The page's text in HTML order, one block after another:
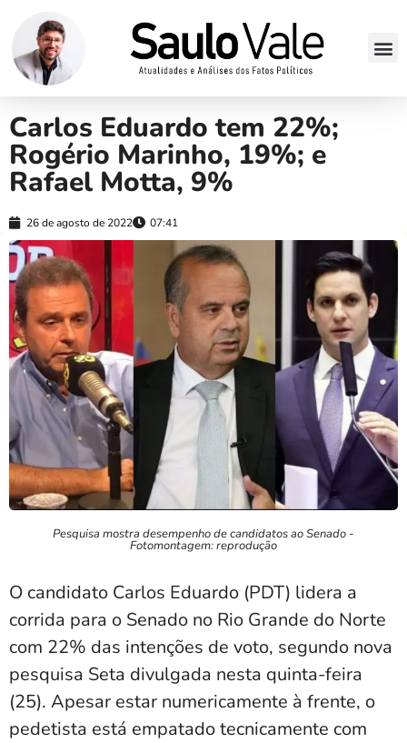
Carlos Eduardo tem 22%;
Rogério Marinho, 19%; e
Rafael Motta, 9%
26 de agosto de 2022 07:41
Pesquisa mostra desempenho de candidatos ao Senado -
Fotomontagem: reprodução
O candidato Carlos Eduardo (PDT) lidera a
corrida para o Senado no Rio Grande do Norte
com 22% das intenções de voto, segundo nova
pesquisa Seta divulgada nesta quinta-feira
(25). Apesar estar numericamente à frente, o
pedetista está empatado tecnicamente com